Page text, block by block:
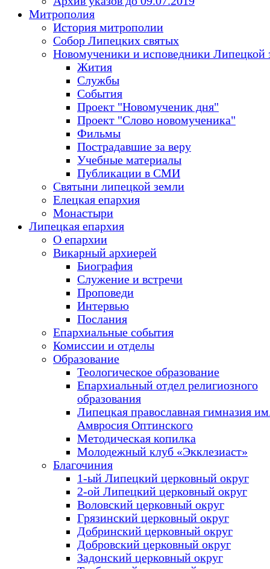
Митрополия
История митрополии
Собор Липецких святых
Новомученики и исповедники Липецкой
Жития
Службы
События
Проект "Новомученик дня"
Проект "Слово новомученика"
Фильмы
Пострадавшие за веру
Учебные материалы
Публикации в СМИ
Святыни липецкой земли
Елецкая епархия
Монастыри
Липецкая епархия
О епархии
Викарный архиерей
Биография
Служение и встречи
Проповеди
Интервью
Послания
Епархиальные события
Комиссии и отделы
Образование
Теологическое образование
Епархиальный отдел религиозного
образования
Липецкая православная гимназия
Амвросия Оптинского
Методическая копилка
Молодежный клуб «Экклезиаст»
Благочиния
1-ый Липецкий церковный округ
2-ой Липецкий церковный округ
Воловский церковный округ
Грязинский церковный округ
Добринский церковный округ
Добровский церковный округ
Задонский церковный округ